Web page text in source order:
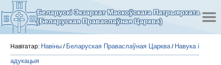
Беларускі Экзархат Маскоўскага Патрыярхата
(Беларуская Праваслаўная Царква)
Навігатар: Навіны / Беларуская Праваслаўная Царква/ Навука і
адукацыя